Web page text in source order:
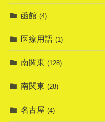
函館 (4)
医療用語 (1)
南関東 (128)
南関東 (28)
名古屋 (4)